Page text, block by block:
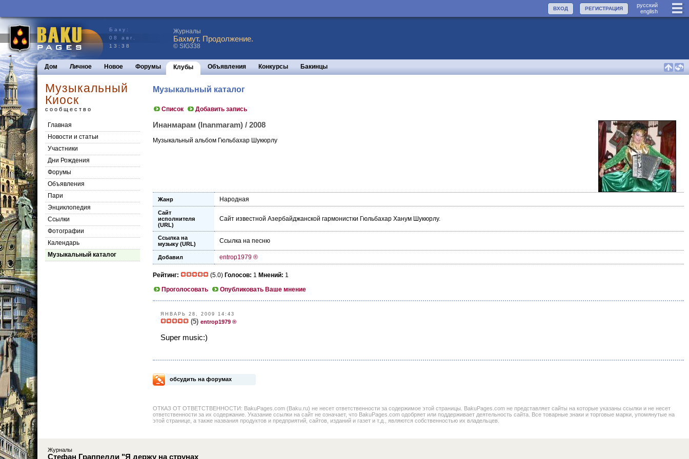
руccкий
english
РЕГИСТРАЦИЯ
ВХОД
Баку:
08 авг.
13:38
Журналы
Бахмут. Продолжение.
© SIG338
Дом Личное Новое Форумы Клубы Объявления Конкурсы Бакинцы
Музыкальный
Киоск
сообщество
Главная
Новости и статьи
Участники
Дни Рождения
Форумы
Объявления
Пари
Энциклопедия
Cсылки
Фотографии
Календарь
Музыкальный каталог
Музыкальный каталог
Список Добавить запись
Инанмарам (Inanmaram) / 2008
Музыкальный альбом Гюльбахар Шукюрлу
Жанр Народная
Сайт
исполнителя
(URL)
Cайт известной Азербайджанской гармонистки Гюльбахар Ханум Шукюрлу.
Ссылка на
музыку (URL)
Ссылка на песню
Добавил entrop1979 ®
Рейтинг: (5.0) Голосов: 1 Мнений: 1
Проголосовать
Опубликовать Ваше мнение
ЯНВАРЬ 28, 2009 14:43
(5) entrop1979 ®
Super music:)
обсудить на форумах
ОТКАЗ ОТ ОТВЕТСТВЕННОСТИ: BakuPages.com (Baku.ru) не несет ответственности за содержимое этой страницы. BakuPages.com не представляет сайты на которые указаны ссылки и не несет
ответственности за их содержание. Указание ссылки на сайт не означает, что BakuPages.com одобряет или поддерживает деятельность сайта. Все товарные знаки и торговые марки, упомянутые на
этой странице, а также названия продуктов и предприятий, сайтов, изданий и газет и т.д., являются собственностью их владельцев.
Журналы
Стефан Граппелли "Я держу на струнах